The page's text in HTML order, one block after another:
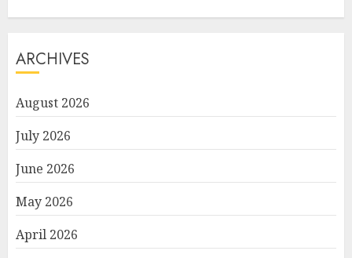
ARCHIVES
August 2026
July 2026
June 2026
May 2026
April 2026